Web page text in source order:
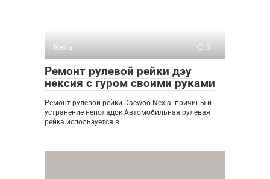
Nexia 0
Ремонт рулевой рейки дэу
нексия с гуром своими руками
Ремонт рулевой рейки Daewoo Nexia: причины и
устранение неполадок Автомобильная рулевая
рейка используется в